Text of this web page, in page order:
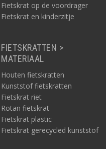
Fietskrat op de voordrager
Fietskrat en kinderzitje
FIETSKRATTEN >
MATERIAAL
Houten fietskratten
Kunststof fietskratten
Fietskrat riet
Rotan fietskrat
Fietskrat plastic
Fietskrat gerecycled kunststof